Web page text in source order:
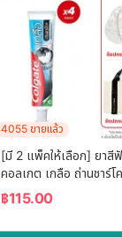
4055 ขายแล้ว
[มี 2 แพ็คให้เลือก] ยาสี
คอลเกต เกลือ ถ่านชาร์โ
150 กรัม Colgate Salt
Charcoal Toothpaste
150g
฿115.00